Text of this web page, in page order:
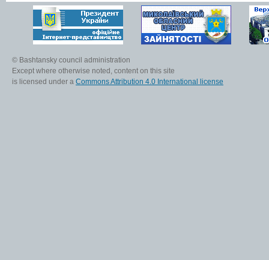
© Bashtansky council administration
Except where otherwise noted, content on this site
is licensed under a Commons Attribution 4.0 International license